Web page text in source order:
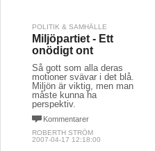
POLITIK & SAMHÄLLE
Miljöpartiet - Ett
onödigt ont
Så gott som alla deras
motioner svävar i det blå.
Miljön är viktig, men man
måste kunna ha
perspektiv.
Kommentarer
ROBERTH STRÖM
2007-04-17 12:18:00